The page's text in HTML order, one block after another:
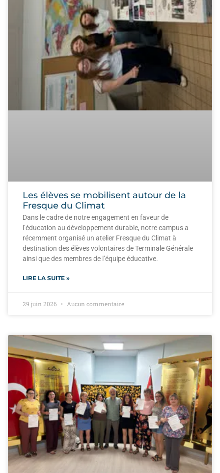
Les élèves se mobilisent autour de la
Fresque du Climat
Dans le cadre de notre engagement en faveur de
l’éducation au développement durable, notre campus a
récemment organisé un atelier Fresque du Climat à
destination des élèves volontaires de Terminale Générale
ainsi que des membres de l’équipe éducative.
LIRE LA SUITE »
29 juin 2026 Aucun commentaire